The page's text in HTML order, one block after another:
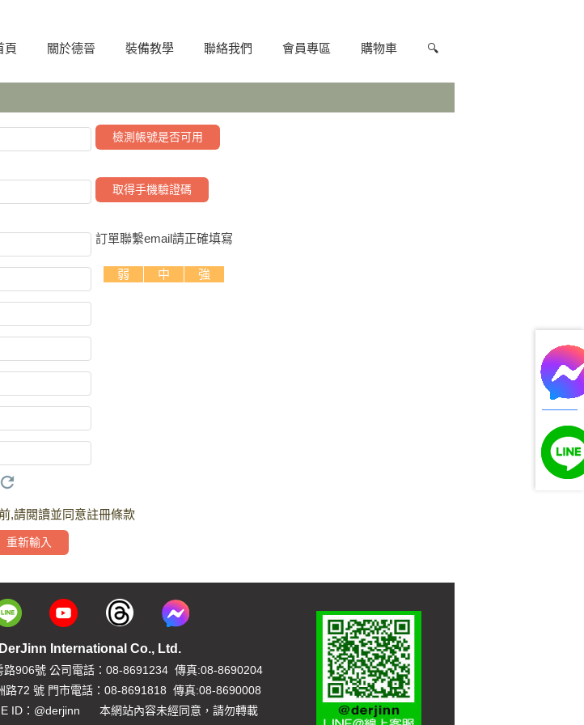
頁 關於德晉 裝備教學 聯絡我們 會員專區 購物車 🔍
訂單聯繫email請正確填寫
弱 中 強
,請閲讀並同意註冊條款
International Co., Ltd.
路906號 公司電話：08-8691234 傳真:08-8690204
路72 號 門市電話：08-8691818 傳真:08-8690008
ID：@derjinn 本網站內容未經同意，請勿轉載